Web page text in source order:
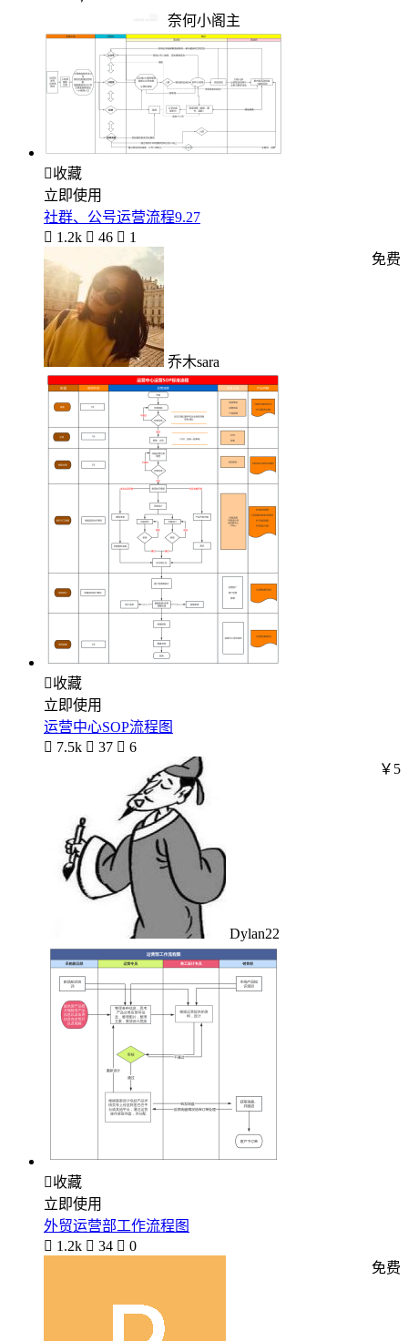
奈何小阁主
收藏
立即使用
社群、公号运营流程9.27
 1.2k  46  1
乔木sara
免费
收藏
立即使用
运营中心SOP流程图
 7.5k  37  6
Dylan22
￥5
收藏
立即使用
外贸运营部工作流程图
 1.2k  34  0
免费